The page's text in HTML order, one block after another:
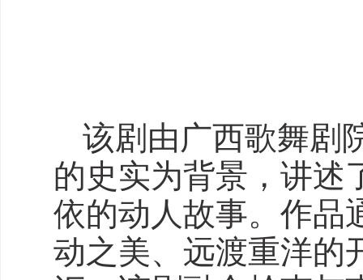
该剧由广西歌舞剧
的史实为背景，讲述
依的动人故事。作品
动之美、远渡重洋的